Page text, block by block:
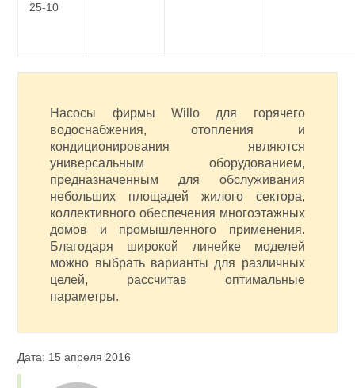
25-10
Насосы фирмы Willo для горячего
водоснабжения, отопления и
кондиционирования являются
универсальным оборудованием,
предназначенным для обслуживания
небольших площадей жилого сектора,
коллективного обеспечения многоэтажных
домов и промышленного применения.
Благодаря широкой линейке моделей
можно выбрать варианты для различных
целей, рассчитав оптимальные
параметры.
Дата: 15 апреля 2016